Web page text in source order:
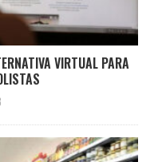
VIRTUAL PARA